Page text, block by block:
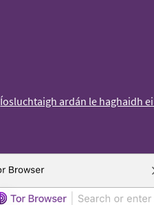
Íosluchtaigh ardán le haghaidh